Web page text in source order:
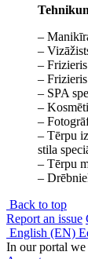
–
–
–
–
– SPA
–
–
– Tērpu
stila
– Tērpu
–
Back to top
Report an issue
English (EN)
In our portal we